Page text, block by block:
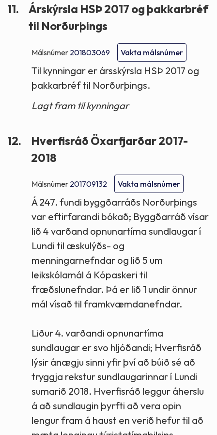
11.
Árskýrsla HSÞ 2017 og þakkarbréf
til Norðurþings
Málsnúmer 201803069 Vakta málsnúmer
Til kynningar er ársskýrsla HSÞ 2017 og
þakkarbréf til Norðurþings.
Lagt fram til kynningar
12.
Hverfisráð Öxarfjarðar 2017-
2018
Málsnúmer 201709132 Vakta málsnúmer
Á 247. fundi byggðarráðs Norðurþings
var eftirfarandi bókað; Byggðarráð vísar
lið 4 varðand opnunartíma sundlaugar í
Lundi til æskulýðs- og
menningarnefndar og lið 5 um
leikskólamál á Kópaskeri til
fræðslunefndar. Þá er lið 1 undir önnur
mál vísað til framkvæmdanefndar.
Liður 4. varðandi opnunartíma
sundlaugar er svo hljóðandi; Hverfisráð
lýsir ánægju sinni yfir því að búið sé að
tryggja rekstur sundlaugarinnar í Lundi
sumarið 2018. Hverfisráð leggur áherslu
á að sundlaugin þyrfti að vera opin
lengur fram á haust en verið hefur til að